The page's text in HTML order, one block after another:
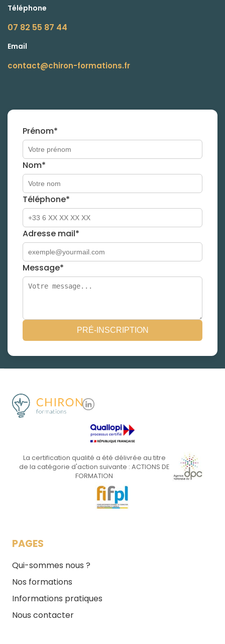
Téléphone
07 82 55 87 44
Email
contact@chiron-formations.fr
Prénom*
Nom*
Téléphone*
Adresse mail*
Message*
PRÉ-INSCRIPTION
La certification qualité a été délivrée au titre
de la catégorie d'action suivante : ACTIONS DE
FORMATION
PAGES
Qui-sommes nous ?
Nos formations
Informations pratiques
Nous contacter